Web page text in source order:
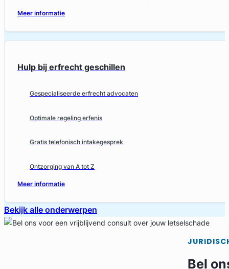
Meer informatie
Hulp bij erfrecht geschillen
Gespecialiseerde erfrecht advocaten
Optimale regeling erfenis
Gratis telefonisch intakegesprek
Ontzorging van A tot Z
Meer informatie
Bekijk alle onderwerpen
Bel